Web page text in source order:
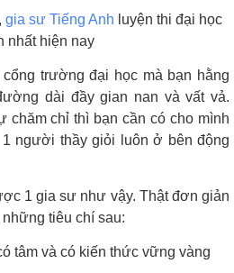
gia sư Tiếng Anh luyện thi đại học
nhất hiện nay
trường đại học mà bạn hằng
dài đầy gian nan và vất vả.
chăm chỉ thì bạn cần có cho mình
người thầy giỏi luôn ở bên động
1 gia sư như vậy. Thật đơn giản
tiêu chí sau:
tâm và có kiến thức vững vàng